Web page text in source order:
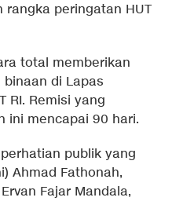
peringatan HUT
total memberikan
di Lapas
RI. Remisi yang
ini mencapai 90 hari.
publik yang
Ahmad Fathonah,
Fajar Mandala,